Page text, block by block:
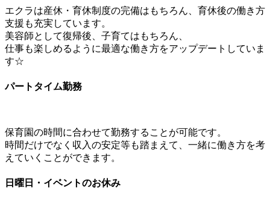
エクラは産休・育休制度の完備はもちろん、育休後の働き方
支援も充実しています。
美容師として復帰後、子育てはもちろん、
仕事も楽しめるように最適な働き方をアップデートしていま
す☆
パートタイム勤務
保育園の時間に合わせて勤務することが可能です。
時間だけでなく収入の安定等も踏まえて、一緒に働き方を考
えていくことができます。
日曜日・イベントのお休み